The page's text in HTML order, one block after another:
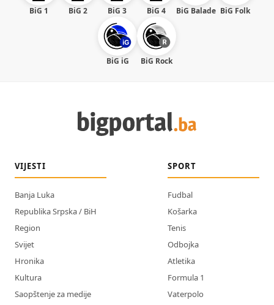
BiG 1 BiG 2 BiG 3 BiG 4 BiG Balade BiG Folk
BiG iG BiG Rock
VIJESTI
Banja Luka
Republika Srpska / BiH
Region
Svijet
Hronika
Kultura
Saopštenje za medije
SPORT
Fudbal
Košarka
Tenis
Odbojka
Atletika
Formula 1
Vaterpolo